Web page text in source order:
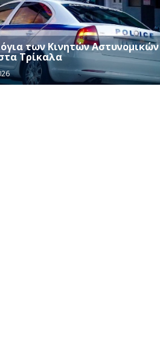
των Κινητών Αστυνομικών
Τρίκαλα